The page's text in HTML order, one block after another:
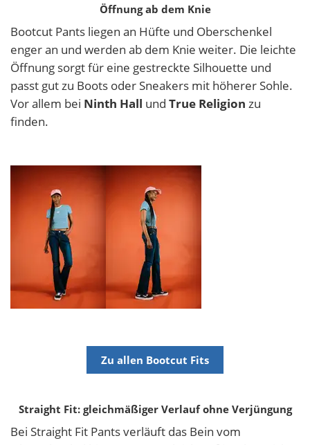
Öffnung ab dem Knie
Bootcut Pants liegen an Hüfte und Oberschenkel
enger an und werden ab dem Knie weiter. Die leichte
Öffnung sorgt für eine gestreckte Silhouette und
passt gut zu Boots oder Sneakers mit höherer Sohle.
Vor allem bei Ninth Hall und True Religion zu
finden.
Zu allen Bootcut Fits
Straight Fit: gleichmäßiger Verlauf ohne Verjüngung
Bei Straight Fit Pants verläuft das Bein vom